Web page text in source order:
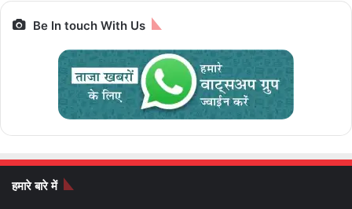
Be In touch With Us
हमारे बारे में